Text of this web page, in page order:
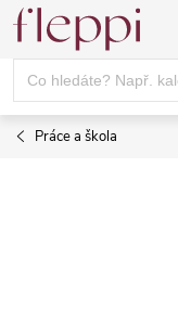
Přejít
obsah
Práce a škola